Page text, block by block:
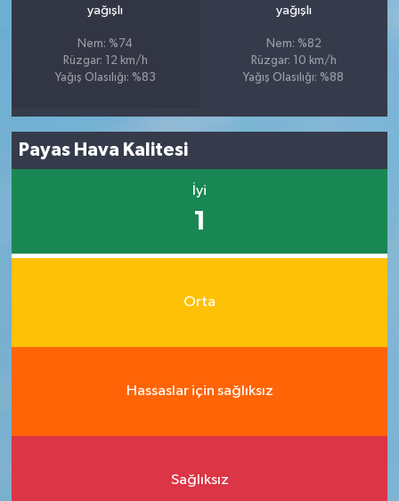
yağışlı
Nem: %74
Rüzgar: 12 km/h
Yağış Olasılığı: %83
yağışlı
Nem: %82
Rüzgar: 10 km/h
Yağış Olasılığı: %88
Payas Hava Kalitesi
İyi
1
Orta
Hassaslar için sağlıksız
Sağlıksız